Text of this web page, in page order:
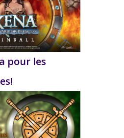
pour les